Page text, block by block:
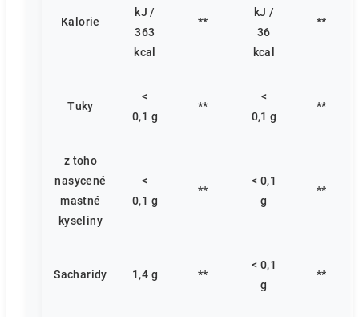
Kalorie
kJ /
363
kcal
**
kJ /
36
kcal
**
Tuky
<
0,1 g
**
<
0,1 g
**
z toho
nasycené
mastné
kyseliny
<
0,1 g
**
< 0,1
g
**
Sacharidy 1,4 g **
< 0,1
g
**